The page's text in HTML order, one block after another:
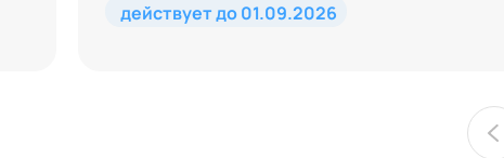
действует до 01.09.2026